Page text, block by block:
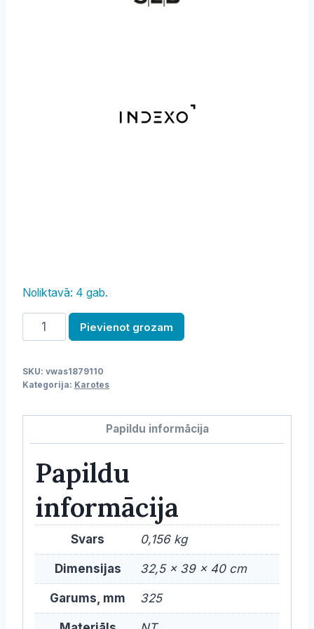
Noliktavā: 4 gab.
Karote
daudzums
Pievienot grozam
SKU: vwas1879110
Kategorija: Karotes
Papildu informācija
Papildu
informācija
Svars 0,156 kg
Dimensijas 32,5 × 39 × 40 cm
Garums, mm 325